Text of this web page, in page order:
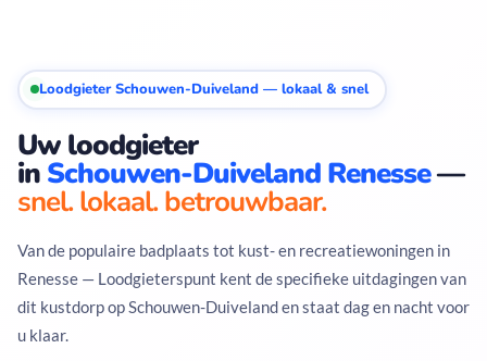
Loodgieter Schouwen-Duiveland — lokaal & snel
Uw loodgieter
in Schouwen-Duiveland Renesse—
snel. lokaal. betrouwbaar.
Van de populaire badplaats tot kust- en recreatiewoningen in
Renesse — Loodgieterspunt kent de specifieke uitdagingen van
dit kustdorp op Schouwen-Duiveland en staat dag en nacht voor
u klaar.